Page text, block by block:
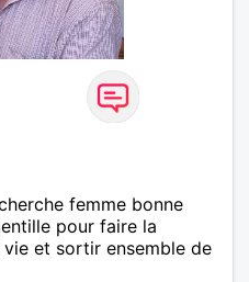
femme bonne
pour faire la
et sortir ensemble de